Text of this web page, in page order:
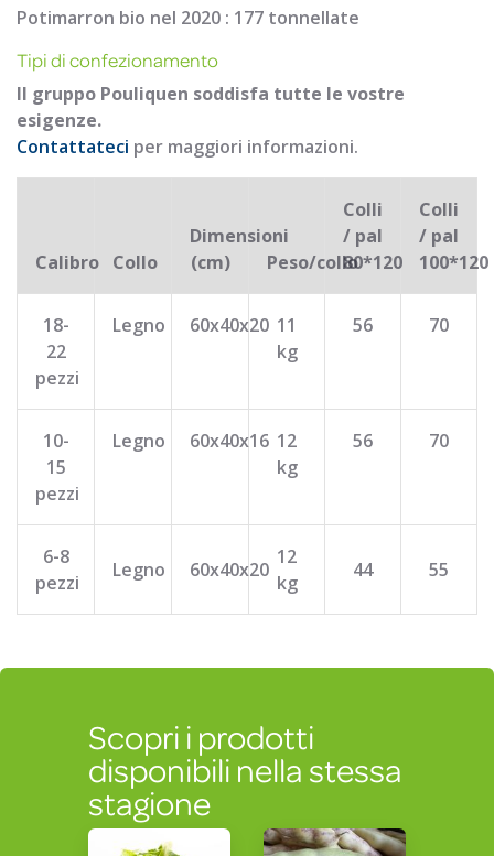
Potimarron bio nel 2020 : 177 tonnellate
Tipi di confezionamento
Il gruppo Pouliquen soddisfa tutte le vostre
esigenze.
Contattateci per maggiori informazioni.
Calibro Collo
Dimensioni
(cm)
Peso/collo
Colli
/ pal
80*120
Colli
/ pal
100*120
18-
22
pezzi
Legno 60x40x20 11
kg
56 70
10-
15
pezzi
Legno 60x40x16 12
kg
56 70
6-8
pezzi
Legno 60x40x20
12
kg
44 55
Scopri i prodotti
disponibili nella stessa
stagione